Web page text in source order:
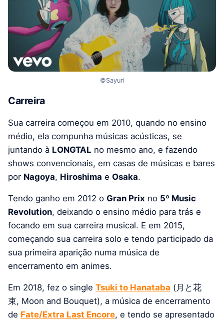
©Sayuri
Carreira
Sua carreira começou em 2010, quando no ensino
médio, ela compunha músicas acústicas, se
juntando à LONGTAL no mesmo ano, e fazendo
shows convencionais, em casas de músicas e bares
por Nagoya, Hiroshima e Osaka.
Tendo ganho em 2012 o Gran Prix no 5º Music
Revolution, deixando o ensino médio para trás e
focando em sua carreira musical. E em 2015,
começando sua carreira solo e tendo participado da
sua primeira aparição numa música de
encerramento em animes.
Em 2018, fez o single Tsuki to Hanataba ( 月と花
束, Moon and Bouquet), a música de encerramento
de Fate/Extra Last Encore, e tendo se apresentado